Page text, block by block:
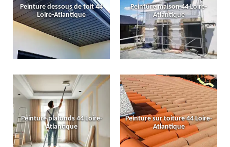
Peinture dessous de toit 44
Loire-Atlantique
Peinture maison 44 Loire-
Atlantique
Peinture plafonds 44 Loire-
Atlantique
Peinture sur toiture 44 Loire-
Atlantique